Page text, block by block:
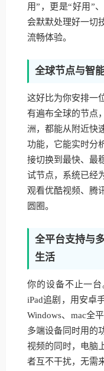
用”，更是“好用”
会默默处理好一切
流畅体验。
全球节点与智
这好比为你安排一
有遍布全球的节点
洲，都能从附近快
功能，它能实时分
接切换到最快、最
试节点，系统已经
观看优酷视频、腾
圆圈。
全平台支持与
生活
你的设备不止一台
iPad追剧，用安卓
Windows、mac全
多端设备同时用的
视频的同时，电脑
者互不干扰，无需